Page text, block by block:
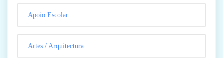
Apoio Escolar
Artes / Arquitectura